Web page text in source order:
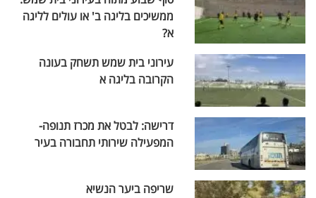
ממשיכים בליגה ב' או עולים לליגה
א?
עירוני בית שמש תשחק בעונה
הקרובה בליגה א
דרישה: לבטל את מכרז תנופה-
המפעילה שירותי תחבורה בעיר
שריפה ביער הנשיא